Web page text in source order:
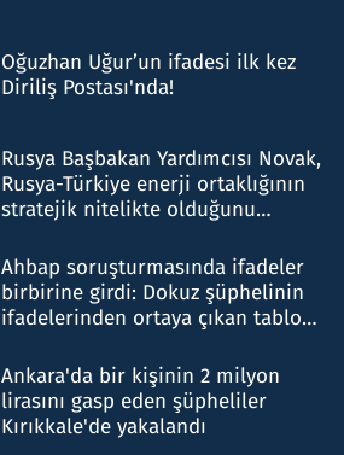
Oğuzhan Uğur’un ifadesi ilk kez
Diriliş Postası'nda!
Rusya Başbakan Yardımcısı Novak,
Rusya-Türkiye enerji ortaklığının
stratejik nitelikte olduğunu
Ahbap soruşturmasında ifadeler
birbirine girdi: Dokuz şüphelinin
ifadelerinden ortaya çıkan tablo
Ankara'da bir kişinin 2 milyon
lirasını gasp eden şüpheliler
Kırıkkale'de yakalandı